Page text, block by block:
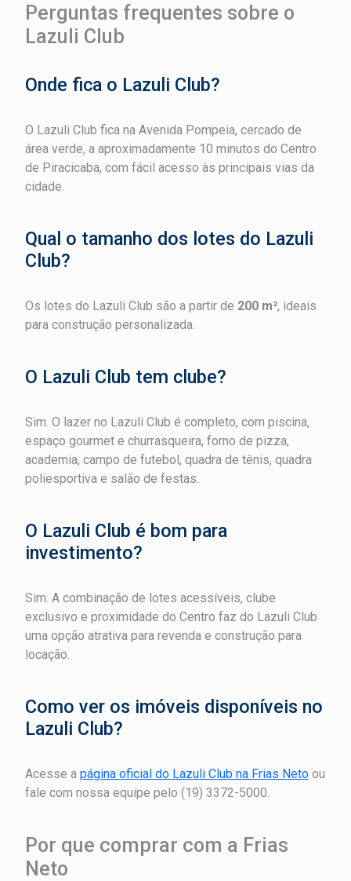
Perguntas frequentes sobre o
Lazuli Club
Onde fica o Lazuli Club?
O Lazuli Club fica na Avenida Pompeia, cercado de
área verde, a aproximadamente 10 minutos do Centro
de Piracicaba, com fácil acesso às principais vias da
cidade.
Qual o tamanho dos lotes do Lazuli
Club?
Os lotes do Lazuli Club são a partir de 200 m², ideais
para construção personalizada.
O Lazuli Club tem clube?
Sim. O lazer no Lazuli Club é completo, com piscina,
espaço gourmet e churrasqueira, forno de pizza,
academia, campo de futebol, quadra de tênis, quadra
poliesportiva e salão de festas.
O Lazuli Club é bom para
investimento?
Sim. A combinação de lotes acessíveis, clube
exclusivo e proximidade do Centro faz do Lazuli Club
uma opção atrativa para revenda e construção para
locação.
Como ver os imóveis disponíveis no
Lazuli Club?
Acesse a página oficial do Lazuli Club na Frias Neto ou
fale com nossa equipe pelo (19) 3372-5000.
Por que comprar com a Frias
Neto